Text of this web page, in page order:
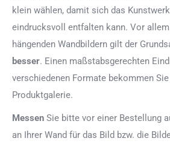
klein wählen, damit sich das
eindrucksvoll entfalten kann. Vor
hängenden Wandbildern gilt der
besser. Einen maßstabsgerechten
verschiedenen Formate bekommen
Produktgalerie.
Messen Sie bitte vor einer Bestellung
an Ihrer Wand für das Bild bzw. die